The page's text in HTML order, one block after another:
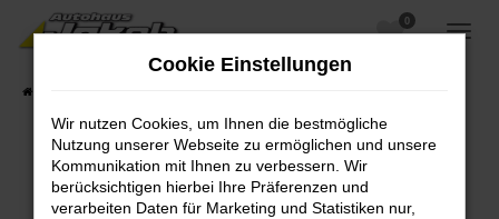
Zum
Hauptinhalt
0
Fehler: Network Error
Cookie Einstellungen
Wir nutzen Cookies, um Ihnen die bestmögliche
Nutzung unserer Webseite zu ermöglichen und unsere
Kommunikation mit Ihnen zu verbessern. Wir
berücksichtigen hierbei Ihre Präferenzen und
verarbeiten Daten für Marketing und Statistiken nur,